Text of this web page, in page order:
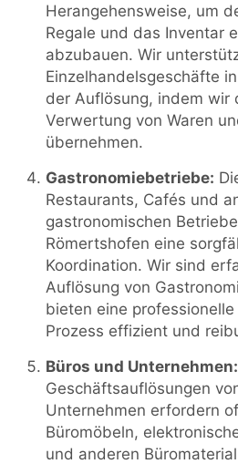
Herangehensweise, um
Regale und das Inventar
abzubauen. Wir
Einzelhandelsgeschäfte
der Auflösung, indem wir
Verwertung von Waren
übernehmen.
Gastronomiebetriebe:
Restaurants, Cafés und
gastronomischen
Römertshofen eine
Koordination. Wir sind
Auflösung von
bieten eine
Prozess effizient und
Büros und Unternehmen:
Geschäftsauflösungen
Unternehmen erfordern
Büromöbeln,
und anderen